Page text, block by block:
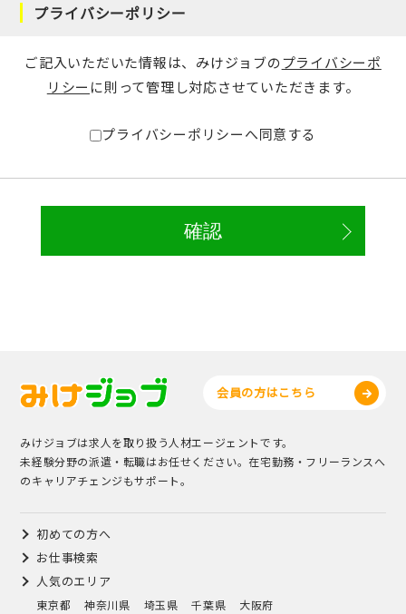
プライバシーポリシー
ご記入いただいた情報は、みけジョブのプライバシーポ
リシー に則って管理し対応させていただきます。
プライバシーポリシーへ同意する
会員の方はこちら
みけジョブは求人を取り扱う人材エージェントです。
未経験分野の派遣・転職はお任せください。在宅勤務・フリーランスへ
のキャリアチェンジもサポート。
初めての方へ
お仕事検索
人気のエリア
東京都 神奈川県 埼玉県 千葉県 大阪府